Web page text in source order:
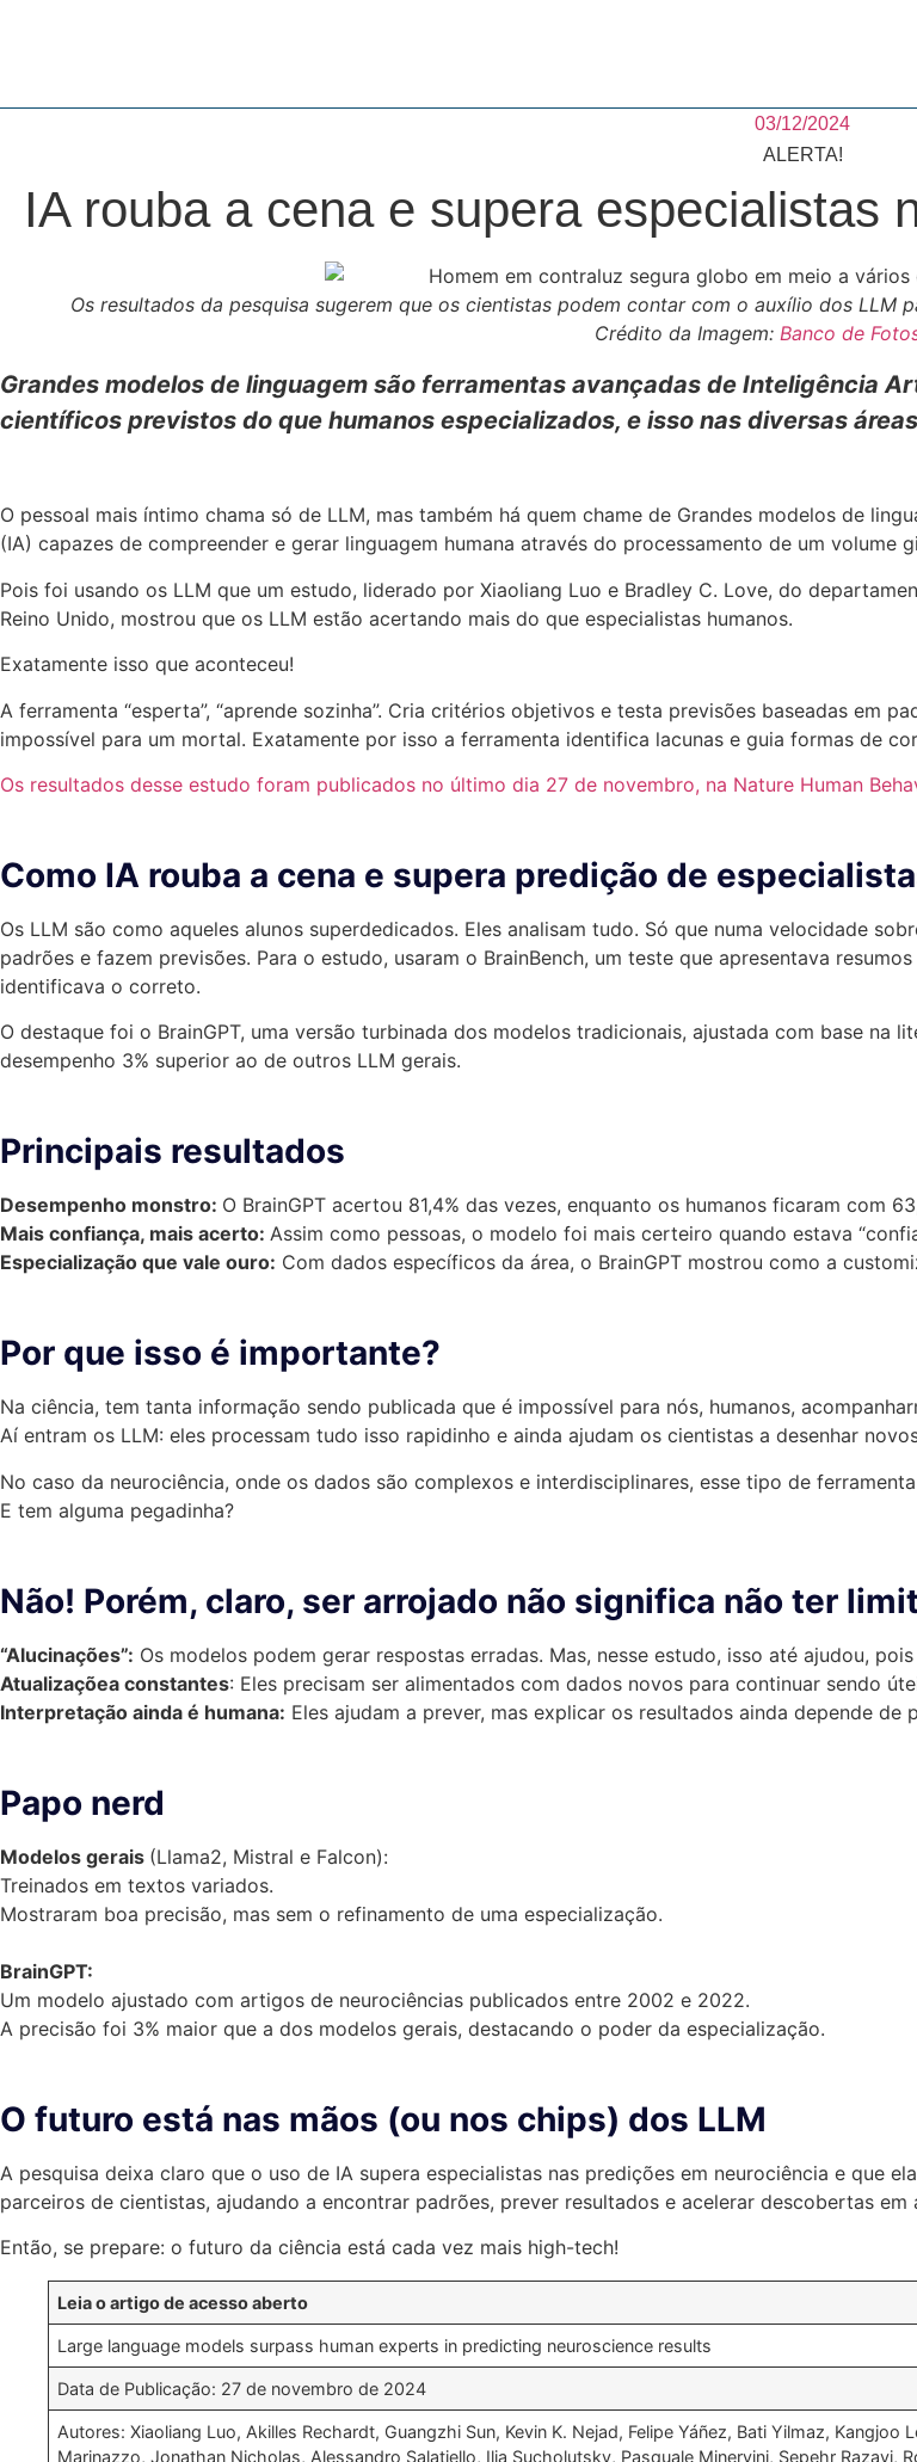
03/12/2024
ALERTA!
IA rouba a cena e supera especialistas
Os resultados da pesquisa sugerem que os cientistas podem contar com o auxílio dos LLM
Crédito da Imagem: Banco de
Grandes modelos de linguagem são ferramentas avançadas de Inteligência
científicos previstos do que humanos especializados, e isso nas diversas
O pessoal mais íntimo chama só de LLM, mas também há quem chame de Grandes modelos de
(IA) capazes de compreender e gerar linguagem humana através do processamento de um
Pois foi usando os LLM que um estudo, liderado por Xiaoliang Luo e Bradley C. Love, do
Reino Unido, mostrou que os LLM estão acertando mais do que especialistas humanos.
Exatamente isso que aconteceu!
A ferramenta “esperta”, “aprende sozinha”. Cria critérios objetivos e testa previsões baseadas em
impossível para um mortal. Exatamente por isso a ferramenta identifica lacunas e guia formas de
Os resultados desse estudo foram publicados no último dia 27 de novembro, na Nature Human
Como IA rouba a cena e supera predição de
Os LLM são como aqueles alunos superdedicados. Eles analisam tudo. Só que numa velocidade
padrões e fazem previsões. Para o estudo, usaram o BrainBench, um teste que apresentava
identificava o correto.
O destaque foi o BrainGPT, uma versão turbinada dos modelos tradicionais, ajustada com base na
desempenho 3% superior ao de outros LLM gerais.
Principais resultados
Desempenho monstro: O BrainGPT acertou 81,4% das vezes, enquanto os humanos ficaram com
Mais confiança, mais acerto: Assim como pessoas, o modelo foi mais certeiro quando estava
Especialização que vale ouro: Com dados específicos da área, o BrainGPT mostrou como a
Por que isso é importante?
Na ciência, tem tanta informação sendo publicada que é impossível para nós, humanos,
Aí entram os LLM: eles processam tudo isso rapidinho e ainda ajudam os cientistas a desenhar
No caso da neurociência, onde os dados são complexos e interdisciplinares, esse tipo de
E tem alguma pegadinha?
Não! Porém, claro, ser arrojado não significa não ter
“Alucinações”: Os modelos podem gerar respostas erradas. Mas, nesse estudo, isso até ajudou,
Atualizaçõea constantes: Eles precisam ser alimentados com dados novos para continuar sendo
Interpretação ainda é humana: Eles ajudam a prever, mas explicar os resultados ainda depende de
Papo nerd
Modelos gerais (Llama2, Mistral e Falcon):
Treinados em textos variados.
Mostraram boa precisão, mas sem o refinamento de uma especialização.
BrainGPT:
Um modelo ajustado com artigos de neurociências publicados entre 2002 e 2022.
A precisão foi 3% maior que a dos modelos gerais, destacando o poder da especialização.
O futuro está nas mãos (ou nos chips) dos LLM
A pesquisa deixa claro que o uso de IA supera especialistas nas predições em neurociência e que
parceiros de cientistas, ajudando a encontrar padrões, prever resultados e acelerar descobertas
Então, se prepare: o futuro da ciência está cada vez mais high-tech!
Leia o artigo de acesso aberto
Large language models surpass human experts in predicting neuroscience results
Data de Publicação: 27 de novembro de 2024
Autores: Xiaoliang Luo, Akilles Rechardt, Guangzhi Sun, Kevin K. Nejad, Felipe Yáñez, Bati Yilmaz,
Marinazzo, Jonathan Nicholas, Alessandro Salatiello, Ilia Sucholutsky, Pasquale Minervini, Sepehr Razavi,